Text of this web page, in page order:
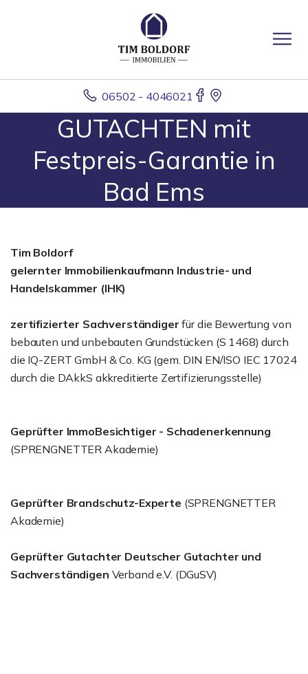
06502 - 4046021
GUTACHTEN mit
Festpreis-Garantie in
Bad Ems
Tim Boldorf
gelernter Immobilienkaufmann Industrie- und
Handelskammer (IHK)
zertifizierter Sachverständiger für die Bewertung von
bebauten und unbebauten Grundstücken (S 1468) durch
die IQ-ZERT GmbH & Co. KG (gem. DIN EN/ISO IEC 17024
durch die DAkkS akkreditierte Zertifizierungsstelle)
Geprüfter ImmoBesichtiger - Schadenerkennung
(SPRENGNETTER Akademie)
Geprüfter Brandschutz-Experte (SPRENGNETTER
Akademie)
Geprüfter Gutachter Deutscher Gutachter und
Sachverständigen Verband e.V. (DGuSV)